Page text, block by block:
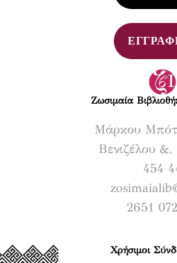
Ζωσιμαία
Μάρκου
Βενιζέλου &,
454
2651
Χρήσιμοι